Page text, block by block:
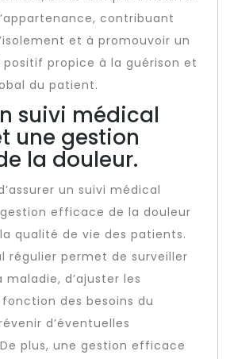
contribuant
et à promouvoir un
propice à la guérison et
du patient.
suivi médical
une gestion
la douleur.
un suivi médical
efficace de la douleur
qualité de vie des patients.
régulier permet de surveiller
maladie, d’ajuster les
des besoins du
d’éventuelles
plus, une gestion efficace